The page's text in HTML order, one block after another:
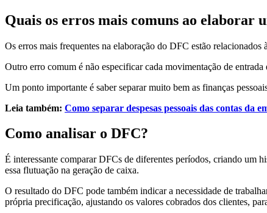
Quais os erros mais comuns ao elaborar
Os erros mais frequentes na elaboração do DFC estão
Outro erro comum é não especificar cada movimentação de
Um ponto importante é saber separar muito bem as finanças
Leia também: Como separar despesas pessoais das contas da
Como analisar o DFC?
É interessante comparar DFCs de diferentes períodos, criando um
essa flutuação na geração de caixa.
O resultado do DFC pode também indicar a necessidade de
própria precificação, ajustando os valores cobrados dos clientes,